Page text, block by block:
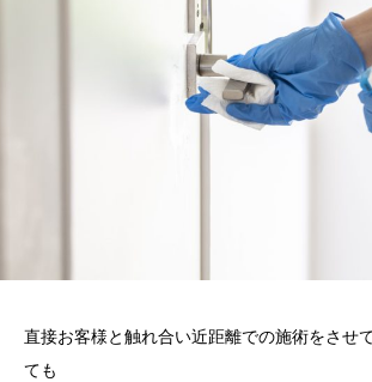
直接お客様と触れ合い近距離での施術をさせ
ても